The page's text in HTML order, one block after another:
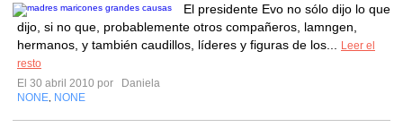
El presidente Evo no sólo dijo lo que
dijo, si no que, probablemente otros compañeros, lamngen,
hermanos, y también caudillos, líderes y figuras de los...
Leer el
resto
El 30 abril 2010 por
Daniela
NONE NONE